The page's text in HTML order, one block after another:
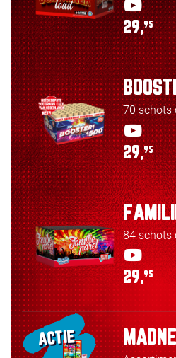
29,95
70 schots
29,95
84 schots
29,95
ACTIE